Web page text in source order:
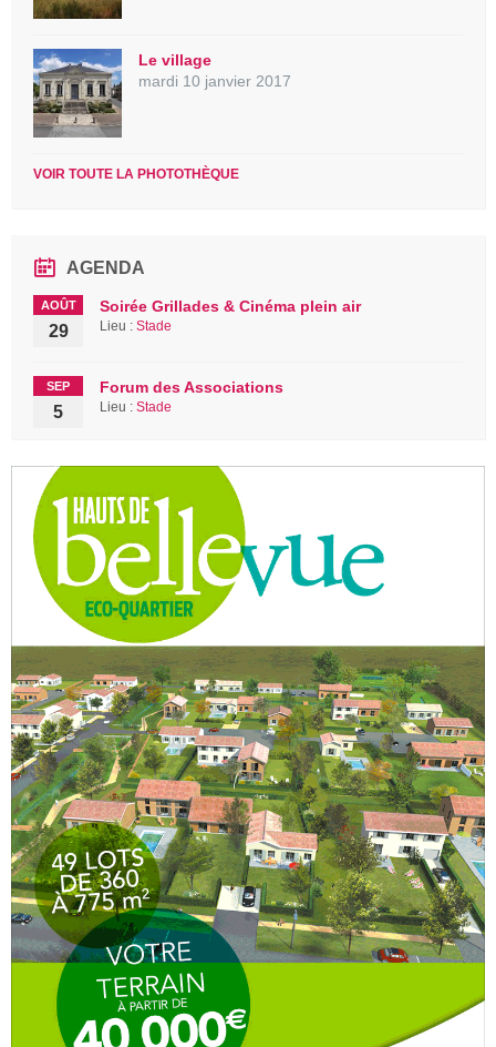
Le village
mardi 10 janvier 2017
VOIR TOUTE LA PHOTOTHÈQUE
AGENDA
AOÛT
29
Soirée Grillades & Cinéma plein air
Lieu : Stade
SEP
5
Forum des Associations
Lieu : Stade